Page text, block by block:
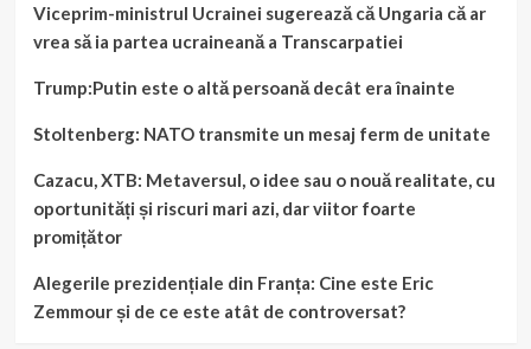
Viceprim-ministrul Ucrainei sugerează că Ungaria că ar
vrea să ia partea ucraineană a Transcarpatiei
Trump:Putin este o altă persoană decât era înainte
Stoltenberg: NATO transmite un mesaj ferm de unitate
Cazacu, XTB: Metaversul, o idee sau o nouă realitate, cu
oportunități și riscuri mari azi, dar viitor foarte
promițător
Alegerile prezidențiale din Franța: Cine este Eric
Zemmour și de ce este atât de controversat?